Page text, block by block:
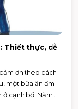
Thiết thực, dễ
ơn theo cách
một bữa ăn ấm
ở cạnh bố. Năm